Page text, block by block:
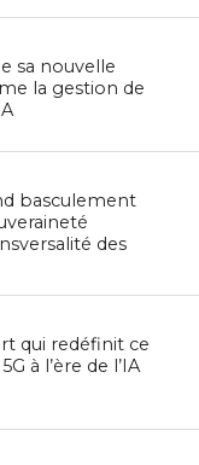
sa nouvelle
la gestion de
basculement
des
qui redéfinit ce
à l’ère de l’IA